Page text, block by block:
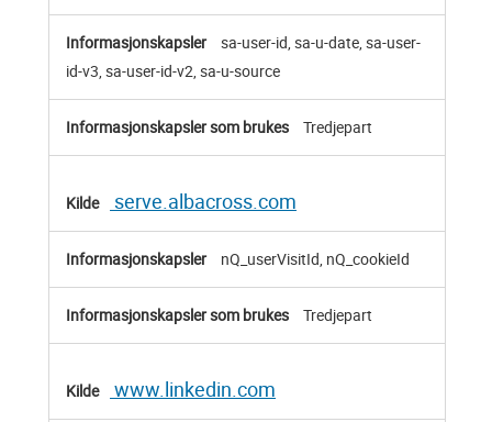
sa-user-id, sa-u-date, sa-user-
id-v3, sa-user-id-v2, sa-u-source
Tredjepart
serve.albacross.com
nQ_userVisitId, nQ_cookieId
Tredjepart
www.linkedin.com